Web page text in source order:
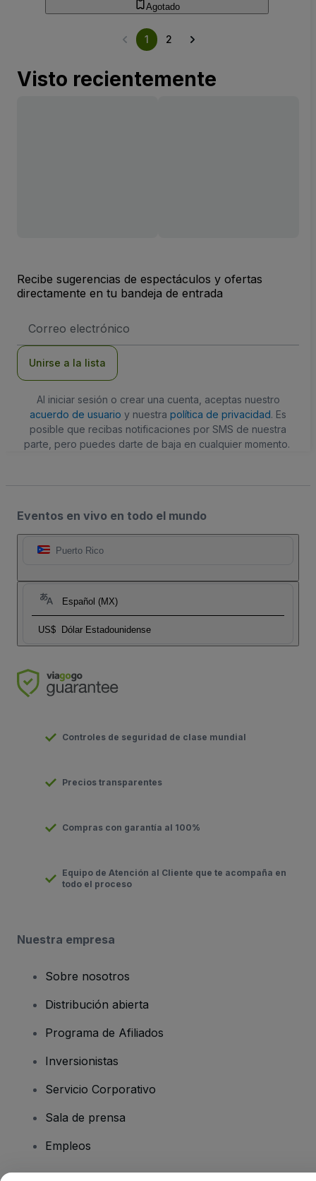
Agotado
1 2
Visto recientemente
Recibe sugerencias de espectáculos y ofertas
directamente en tu bandeja de entrada
de
Unirse a la lista
Al iniciar sesión o crear una cuenta, aceptas nuestro
acuerdo de usuario y nuestra política de privacidad. Es
posible que recibas notificaciones por SMS de nuestra
parte, pero puedes darte de baja en cualquier momento.
Eventos en vivo en todo el mundo
Puerto Rico
Español (MX)
US$ Dólar Estadounidense
Controles de seguridad de clase mundial
Precios transparentes
Compras con garantía al 100%
Equipo de Atención al Cliente que te acompaña en
todo el proceso
Nuestra empresa
Sobre nosotros
Distribución abierta
Programa de Afiliados
Inversionistas
Servicio Corporativo
Sala de prensa
Empleos